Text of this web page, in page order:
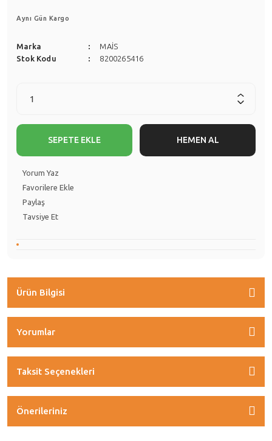
Aynı Gün Kargo
Marka
MAİS
Stok Kodu
8200265416
SEPETE EKLE HEMEN AL
Yorum Yaz
Paylaş
Tavsiye Et
Ürün Bilgisi
Yorumlar
Taksit Seçenekleri
Önerileriniz